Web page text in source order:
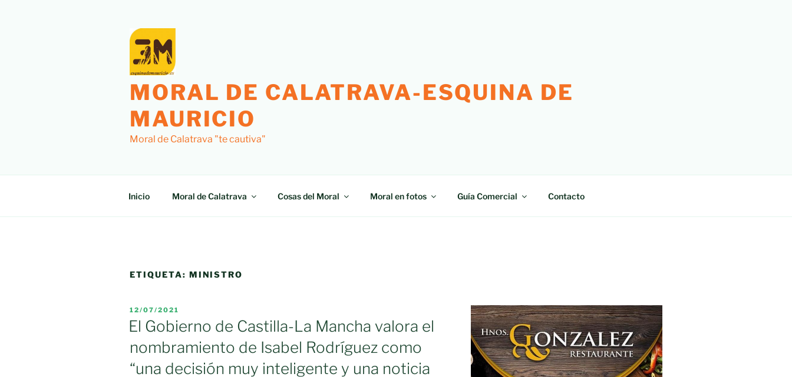
MORAL DE CALATRAVA-ESQUINA DE
MAURICIO
Moral de Calatrava "te cautiva"
Inicio Moral de Calatrava Cosas del Moral Moral en fotos Guía Comercial Contacto
ETIQUETA: MINISTRO
PUBLICADO
EL
12/07/2021
El Gobierno de Castilla-La Mancha valora el
nombramiento de Isabel Rodríguez como
“una decisión muy inteligente y una noticia